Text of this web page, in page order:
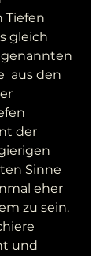
Tiefen
gleich
aus den
der
Sinne
eher
zu sein.
und